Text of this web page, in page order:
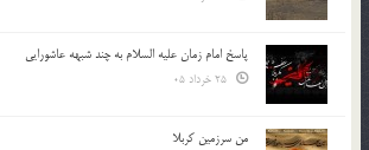
پاسخ امام زمان علیه السلام به چند شبهه عاشورایی
من سرزمین کربلا